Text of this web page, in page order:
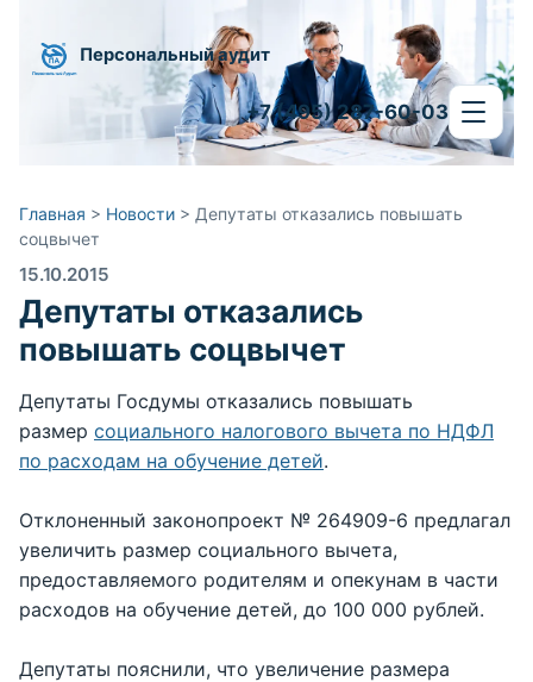
Персональный аудит
+7 (495) 287-60-03
Главная > Новости > Депутаты отказались повышать
соцвычет
15.10.2015
Депутаты отказались
повышать соцвычет
Депутаты Госдумы отказались повышать
размер социального налогового вычета по НДФЛ
по расходам на обучение детей.
Отклоненный законопроект № 264909-6 предлагал
увеличить размер социального вычета,
предоставляемого родителям и опекунам в части
расходов на обучение детей, до 100 000 рублей.
Депутаты пояснили, что увеличение размера